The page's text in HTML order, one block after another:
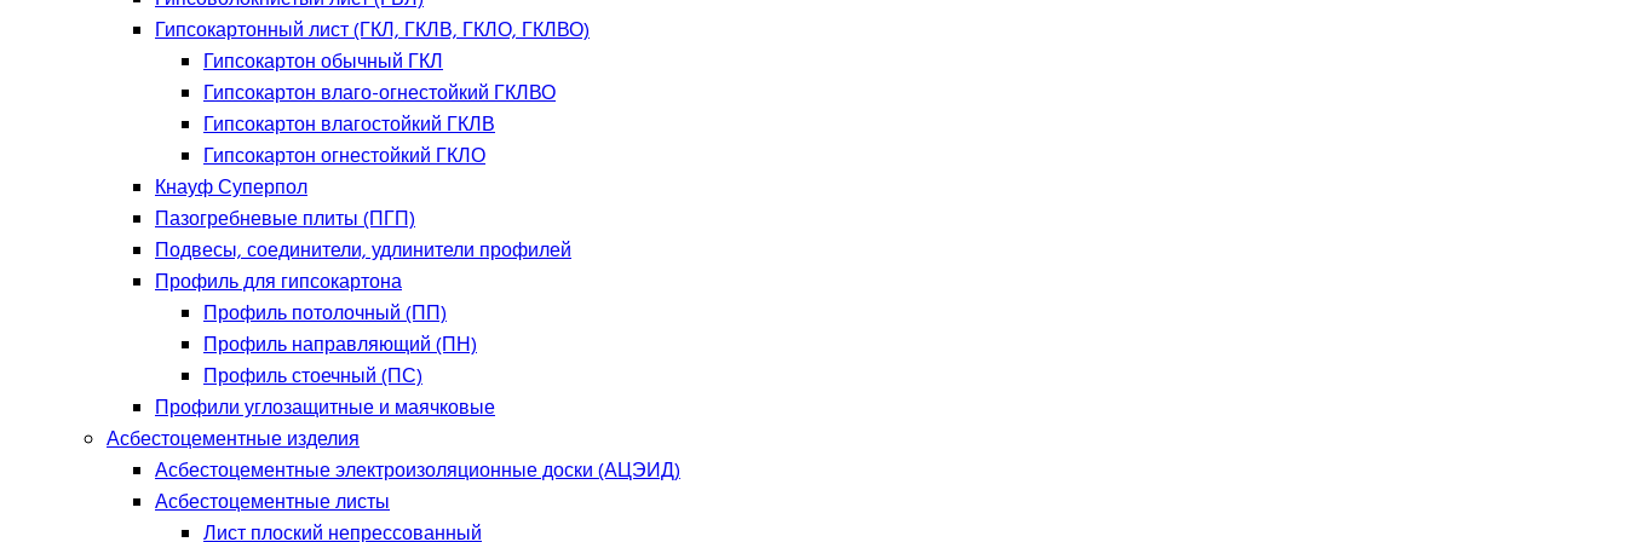
Гипсокартонный лист (ГКЛ, ГКЛВ, ГКЛО, ГКЛВО)
Гипсокартон обычный ГКЛ
Гипсокартон влаго-огнестойкий ГКЛВО
Гипсокартон влагостойкий ГКЛВ
Гипсокартон огнестойкий ГКЛО
Кнауф Суперпол
Пазогребневые плиты (ПГП)
Подвесы, соединители, удлинители профилей
Профиль для гипсокартона
Профиль потолочный (ПП)
Профиль направляющий (ПН)
Профиль стоечный (ПС)
Профили углозащитные и маячковые
Асбестоцементные изделия
Асбестоцементные электроизоляционные доски (АЦЭИД)
Асбестоцементные листы
Лист плоский непрессованный